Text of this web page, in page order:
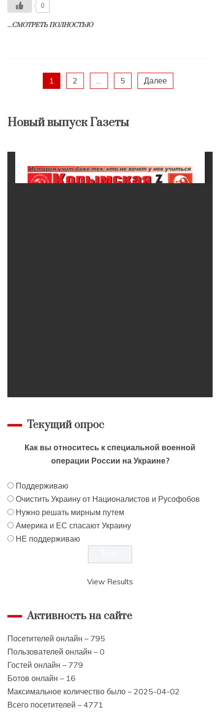
0
...СМОТРЕТЬ ПОЛНОСТЬЮ
Пагинация
записей
1 2 5 Далее
Новый выпуск Газеты
Текущий опрос
Как вы относитесь к специальной военной
операции России на Украине?
Поддерживаю
Очистить Украину от Националистов и Русофобов
Нужно решать мирным путем
Америка и ЕС спасают Украину
НЕ поддерживаю
View Results
Активность на сайте
Посетителей онлайн – 795
Пользователей онлайн – 0
Гостей онлайн – 779
Ботов онлайн – 16
Максимальное количество было – 2025-04-02
Всего посетителей – 4771